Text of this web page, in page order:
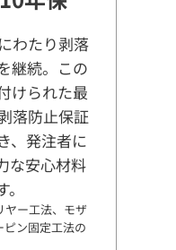
わたり剥落
継続。この
けられた最
落防止保証
、発注者に
な安心材料
ー工法、モザ
ピン固定工法の